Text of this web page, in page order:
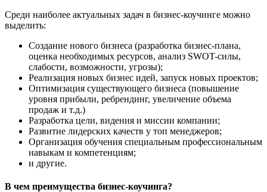
Среди наиболее актуальных задач в бизнес-коучинге можно
выделить:
Создание нового бизнеса (разработка бизнес-плана,
оценка необходимых ресурсов, анализ SWOT-силы,
слабости, возможности, угрозы);
Реализация новых бизнес идей, запуск новых проектов;
Оптимизация существующего бизнеса (повышение
уровня прибыли, ребрендинг, увеличение объема
продаж и т.д.)
Разработка цели, видения и миссии компании;
Развитие лидерских качеств у топ менеджеров;
Организация обучения специальным профессиональным
навыкам и компетенциям;
и другие.
В чем преимущества бизнес-коучинга?